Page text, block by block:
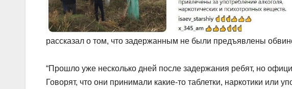
рассказал о том, что задержанным не были предъявлены
“Прошло уже несколько дней после задержания ребят, но
Говорят, что они принимали какие-то таблетки, наркотики или